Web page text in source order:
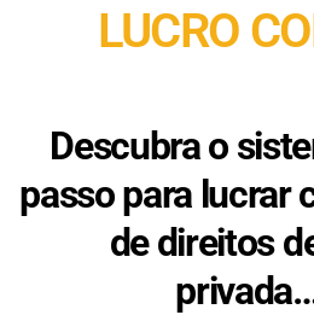
LUCRO
Descubra o
passo para lucrar
de direitos